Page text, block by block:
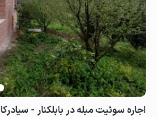
اجاره سوئیت مبله در بابلکنار - سیادرکا